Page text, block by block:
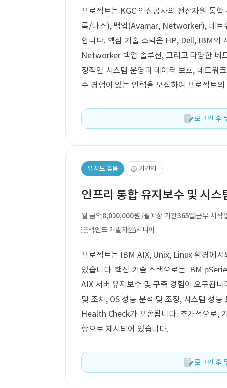
프로젝트는 KGC 인삼공사의 전산자원 통
록/나스), 백업(Avamar, Networker), 네트
합니다. 핵심 기술 스택은 HP, Dell, IBM의
Networker 백업 솔루션, 그리고 다양한 네
정적인 시스템 운영과 데이터 보호, 네트워
수 경험이 있는 인력을 모집하여 프로젝트
로그인 후
유사도 높음 기간제
인프라 통합 유지보수 및 시스
월 금액8,000,000원 /월예상 기간365일근무 시작
백엔드 개발자
시니어
프로젝트는 IBM AIX, Unix, Linux 환경에서
있습니다. 핵심 기술 스택으로는 IBM
AIX 서버 유지보수 및 구축 경험이 요구됩
및 조치, OS 성능 분석 및 조정, 시스템 성
Health Check가 포함됩니다. 추가적으로,
항으로 제시되어 있습니다.
로그인 후